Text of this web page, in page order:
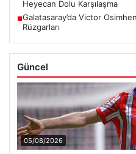
Heyecan Dolu Karşılaşma
■Galatasaray’da Victor
Rüzgarları
Güncel
05/08/2026